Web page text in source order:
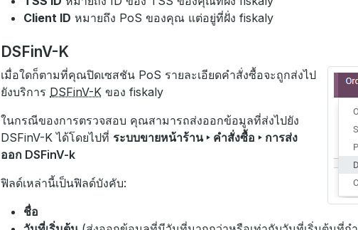
Client ID หมายถึง PoS ของคุณ แต่อยู่ที่ฝั่ง fiskaly
DSFinV-K
เมื่อใดก็ตามที่คุณปิดเซสชัน PoS รายละเอียดคำสั่งซื้อจะถูกส่งไป
ยังบริการ DSFinV-K ของ fiskaly
ในกรณีของการตรวจสอบ คุณสามารถส่งออกข้อมูลที่ส่งไปยัง
DSFinV-K ได้โดยไปที่ ระบบขายหน้าร้าน ‣ คำสั่งซื้อ ‣ การส่ง
ออก DSFinV-k
ฟิลด์เหล่านี้เป็นฟิลด์บังคับ:
ชื่อ